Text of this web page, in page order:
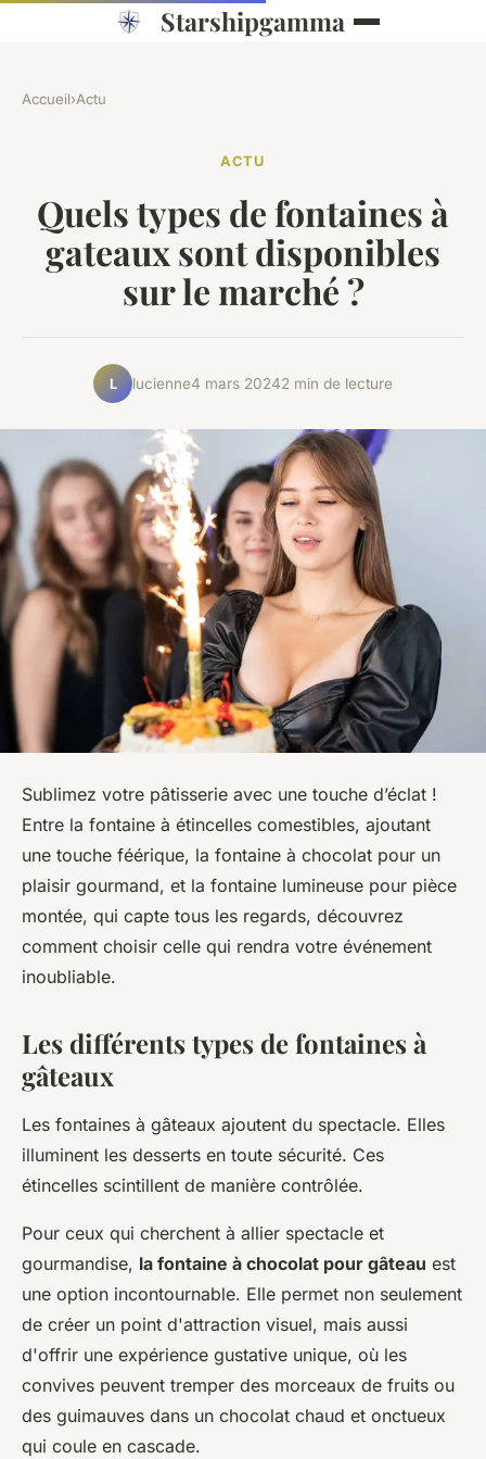
Starshipgamma
Accueil›Actu
ACTU
Quels types de fontaines à
gateaux sont disponibles
sur le marché ?
L lucienne4 mars 20242 min de lecture
Sublimez votre pâtisserie avec une touche d’éclat !
Entre la fontaine à étincelles comestibles, ajoutant
une touche féérique, la fontaine à chocolat pour un
plaisir gourmand, et la fontaine lumineuse pour pièce
montée, qui capte tous les regards, découvrez
comment choisir celle qui rendra votre événement
inoubliable.
Les différents types de fontaines à
gâteaux
Les fontaines à gâteaux ajoutent du spectacle. Elles
illuminent les desserts en toute sécurité. Ces
étincelles scintillent de manière contrôlée.
Pour ceux qui cherchent à allier spectacle et
gourmandise, la fontaine à chocolat pour gâteau est
une option incontournable. Elle permet non seulement
de créer un point d'attraction visuel, mais aussi
d'offrir une expérience gustative unique, où les
convives peuvent tremper des morceaux de fruits ou
des guimauves dans un chocolat chaud et onctueux
qui coule en cascade.